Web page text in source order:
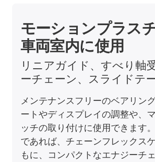
モーションプラス
車両室内に使用
リニアガイド、すべり軸
ーチェーン、スライドテ
メンテナンスフリーのベアリン
ートやディスプレイの調整や、
ッチの取り付けに使用できます
であれば、チェーンフレックス
もに、コンパクトなエナジーチ